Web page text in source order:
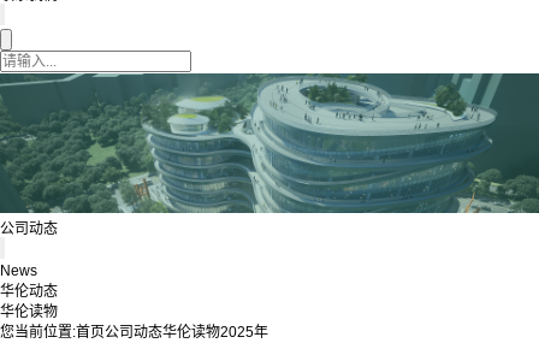
公司动态
News
华伦动态
华伦读物
您当前位置:首页公司动态华伦读物2025年